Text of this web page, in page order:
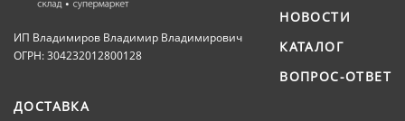
ИП Владимиров Владимир Владимирович
ОГРН: 304232012800128
НОВОСТИ
КАТАЛОГ
ВОПРОС-ОТВЕТ
ДОСТАВКА